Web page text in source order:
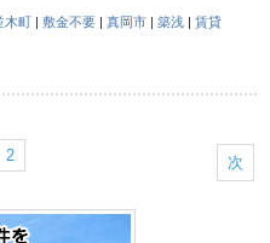
木町 |敷金不要 |真岡市 |築浅 |賃貸
2 次